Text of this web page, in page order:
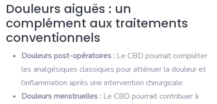
Douleurs aiguës : un
complément aux traitements
conventionnels
Douleurs post-opératoires : Le CBD pourrait compléter
les analgésiques classiques pour atténuer la douleur et
l’inflammation après une intervention chirurgicale.
Douleurs menstruelles : Le CBD pourrait contribuer à